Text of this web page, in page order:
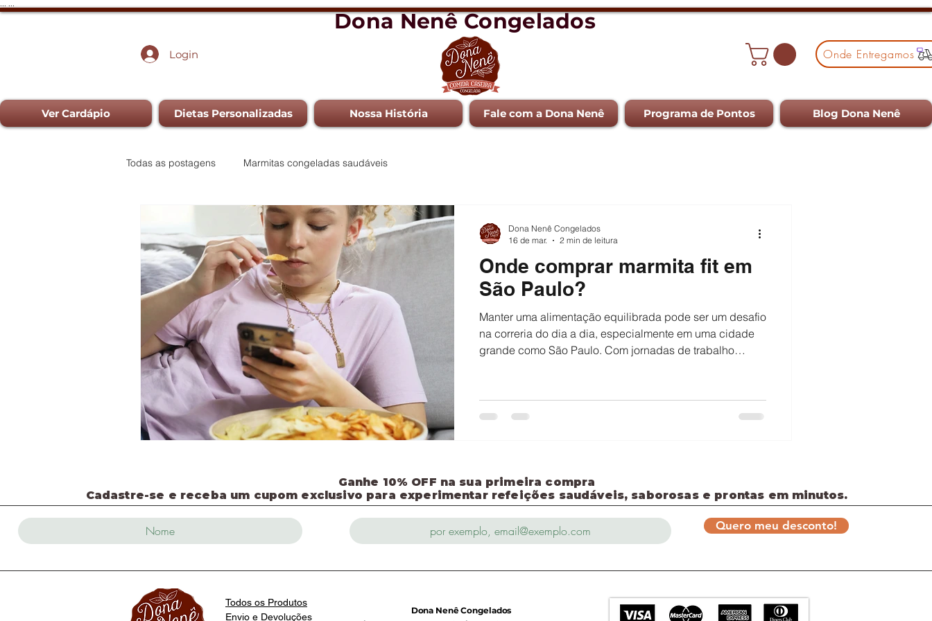
Dona Nenê Congelados
Login Onde Entregamos
Ver Cardápio Dietas Personalizadas Nossa História Fale com a Dona Nenê Programa de Pontos Blog Dona Nenê
Todas as postagens Marmitas congeladas saudáveis
Onde comprar marmita fit em
São Paulo?
Manter uma alimentação equilibrada pode ser um desafio
na correria do dia a dia, especialmente em uma cidade
grande como São Paulo. Com jornadas de trabalho
alimentando bem.
Dona Nenê Congelados
16 de mar.
2 min de leitura
Ganhe 10% OFF na sua primeira compra
Cadastre-se e receba um cupom exclusivo para experimentar refeições saudáveis, saborosas e prontas em minutos.
Quero meu desconto!
Todos os Produtos
Envio e Devoluções
Dona Nenê Congelados